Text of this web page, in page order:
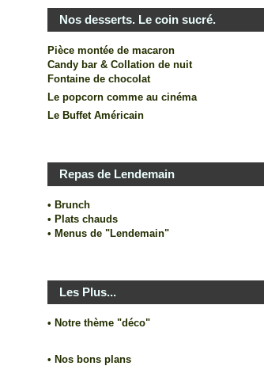
Nos desserts. Le coin sucré.
Pièce montée de macaron
Candy bar & Collation de nuit
Fontaine de chocolat
Le popcorn comme au cinéma
Le Buffet Américain
Repas de Lendemain
• Brunch
• Plats chauds
• Menus de "Lendemain"
Les Plus...
• Notre thème "déco"
• Nos bons plans